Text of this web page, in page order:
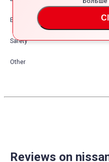
Exterior
Safety
Other
Reviews on